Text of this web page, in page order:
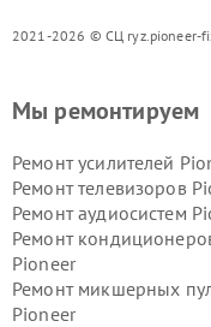
2021-2026 © СЦ ryz.pioneer-
Мы ремонтируем
Ремонт усилителей
Ремонт телевизоров
Ремонт аудиосистем
Ремонт
Pioneer
Ремонт микшерных
Pioneer